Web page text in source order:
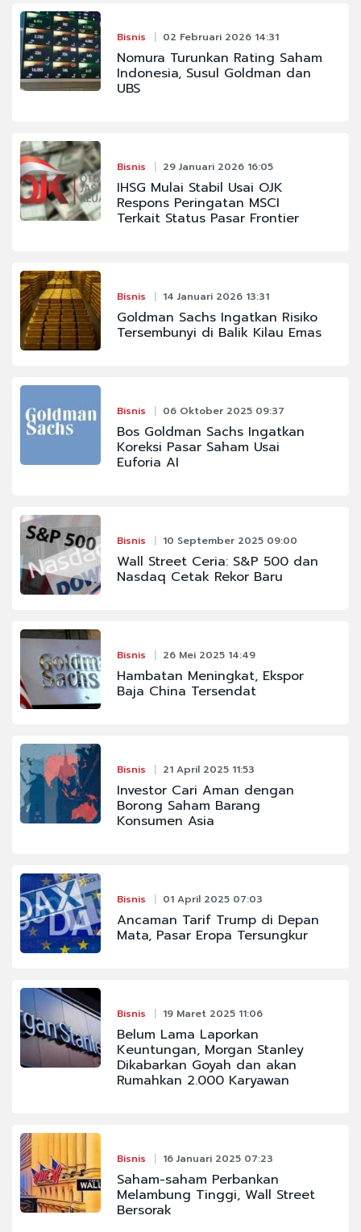
Bisnis 02 Februari 2026 14:31
Nomura Turunkan Rating Saham
Indonesia, Susul Goldman dan
UBS
Bisnis 29 Januari 2026 16:05
IHSG Mulai Stabil Usai OJK
Respons Peringatan MSCI
Terkait Status Pasar Frontier
Bisnis 14 Januari 2026 13:31
Goldman Sachs Ingatkan Risiko
Tersembunyi di Balik Kilau Emas
Bisnis 06 Oktober 2025 09:37
Bos Goldman Sachs Ingatkan
Koreksi Pasar Saham Usai
Euforia AI
Bisnis 10 September 2025 09:00
Wall Street Ceria: S&P 500 dan
Nasdaq Cetak Rekor Baru
Bisnis 26 Mei 2025 14:49
Hambatan Meningkat, Ekspor
Baja China Tersendat
Bisnis 21 April 2025 11:53
Investor Cari Aman dengan
Borong Saham Barang
Konsumen Asia
Bisnis 01 April 2025 07:03
Ancaman Tarif Trump di Depan
Mata, Pasar Eropa Tersungkur
Bisnis 19 Maret 2025 11:06
Belum Lama Laporkan
Keuntungan, Morgan Stanley
Dikabarkan Goyah dan akan
Rumahkan 2.000 Karyawan
Bisnis 16 Januari 2025 07:23
Saham-saham Perbankan
Melambung Tinggi, Wall Street
Bersorak